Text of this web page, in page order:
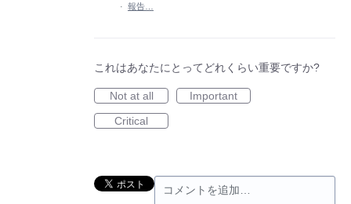
· 報告…
これはあなたにとってどれくらい重要ですか?
Not at all
Important
Critical
コメントを追加…